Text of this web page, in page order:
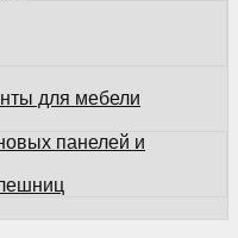
для мебели
панелей и